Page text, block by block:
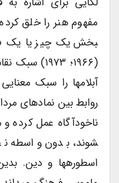
بخش یک چیز یا یک
(۱۹۶۶؛ ۱۹۷۳)
آبلام­ها را سبک
روابط بین نمادهای
شوند، بدون واسطه
اسطوره­ها و دین.